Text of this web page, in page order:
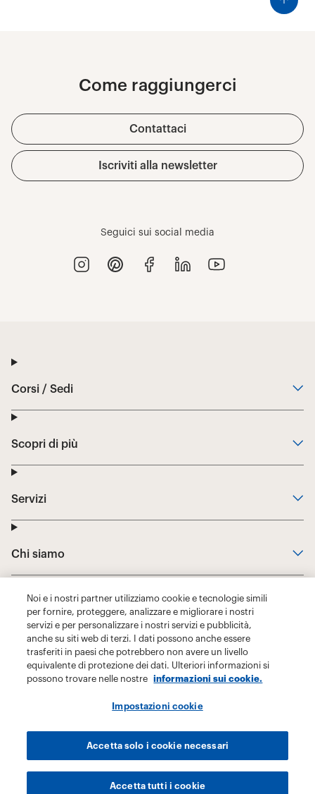
Noi e i nostri partner utilizziamo cookie e tecnologie simili
per fornire, proteggere, analizzare e migliorare i nostri
servizi e per personalizzare i nostri servizi e pubblicità,
anche su siti web di terzi. I dati possono anche essere
trasferiti in paesi che potrebbero non avere un livello
equivalente di protezione dei dati. Ulteriori informazioni si
possono trovare nelle nostre
informazioni sui cookie.
Impostazioni cookie
Accetta solo i cookie necessari
Accetta tutti i cookie